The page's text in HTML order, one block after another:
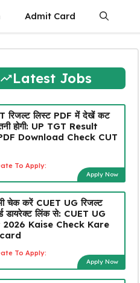
Admit Card
Latest Jobs
रिजल्ट लिस्ट PDF में देखें कट
होगी: UP TGT Result
Download Check CUT
To Apply:
Apply Now
चेक करें CUET UG रिजल्ट
डायरेक्ट लिंक से: CUET UG
2026 Kaise Check Kare
To Apply:
Apply Now